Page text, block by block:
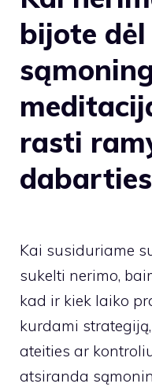
bijote
rasti
Kai susiduriame
sukelti nerimo,
kad ir kiek laiko
kurdami
ateities ar
atsiranda